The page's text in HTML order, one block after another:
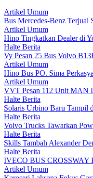
Artikel Umum
Bus Mercedes-Benz Terjual
Artikel Umum
Hino Tingkatkan Dealer di
Halte Berita
Vy Pesan 25 Bus Volvo
Artikel Umum
Hino Bus PO. Sima
Artikel Umum
VVT Pesan 112 Unit MAN
Halte Berita
Solaris Urbino Baru Tampil
Halte Berita
Volvo Trucks Tawarkan
Halte Berita
Skills Tambah Alexander
Halte Berita
IVECO BUS CROSSWAY
Artikel Umum